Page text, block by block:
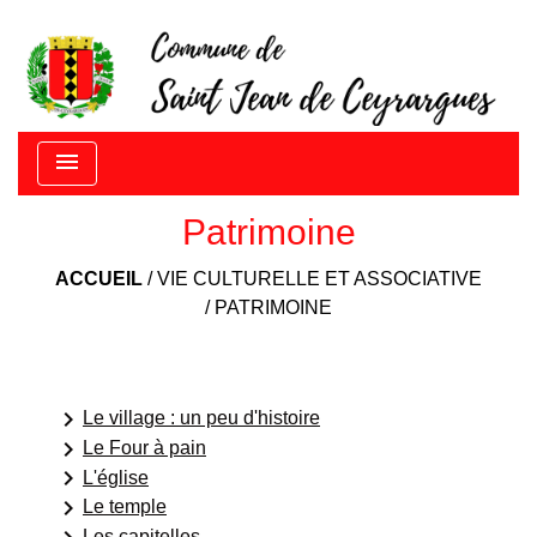
menu
Patrimoine
ACCUEIL /VIE CULTURELLE ET ASSOCIATIVE
/ PATRIMOINE
keyboard_arrow_right Le village : un peu d'histoire
keyboard_arrow_right Le Four à pain
keyboard_arrow_right L'église
keyboard_arrow_right Le temple